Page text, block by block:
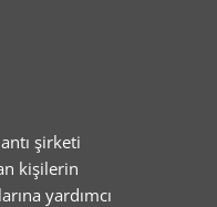
şirketi
kişilerin
yardımcı